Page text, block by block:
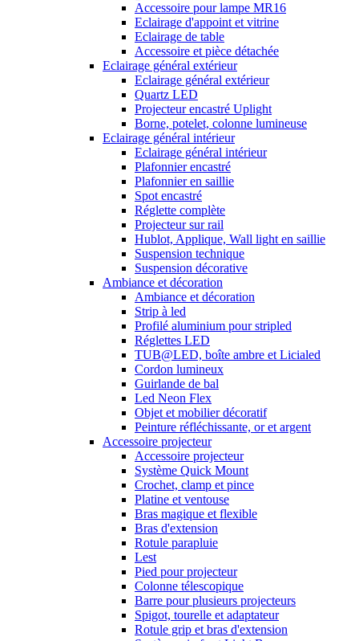
Accessoire pour lampe MR16
Eclairage d'appoint et vitrine
Eclairage de table
Accessoire et pièce détachée
Eclairage général extérieur
Eclairage général extérieur
Quartz LED
Projecteur encastré Uplight
Borne, potelet, colonne lumineuse
Eclairage général intérieur
Eclairage général intérieur
Plafonnier encastré
Plafonnier en saillie
Spot encastré
Réglette complète
Projecteur sur rail
Hublot, Applique, Wall light en saillie
Suspension technique
Suspension décorative
Ambiance et décoration
Ambiance et décoration
Strip à led
Profilé aluminium pour stripled
Réglettes LED
TUB@LED, boîte ambre et Licialed
Cordon lumineux
Guirlande de bal
Led Neon Flex
Objet et mobilier décoratif
Peinture réfléchissante, or et argent
Accessoire projecteur
Accessoire projecteur
Système Quick Mount
Crochet, clamp et pince
Platine et ventouse
Bras magique et flexible
Bras d'extension
Rotule parapluie
Lest
Pied pour projecteur
Colonne télescopique
Barre pour plusieurs projecteurs
Spigot, tourelle et adaptateur
Rotule grip et bras d'extension